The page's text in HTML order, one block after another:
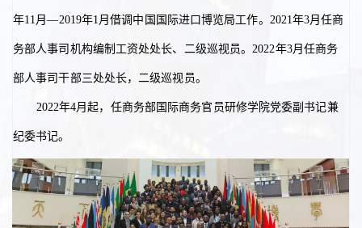
年11月—2019年1月借调中国国际进口博览局工作。2021年3月任商
务部人事司机构编制工资处处长、二级巡视员。2022年3月任商务
部人事司干部三处处长，二级巡视员。
2022年4月起，任商务部国际商务官员研修学院党委副书记兼
纪委书记。